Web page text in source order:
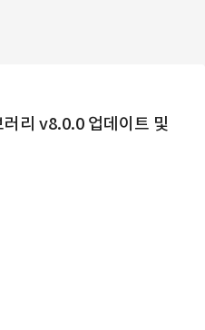
리 v8.0.0 업데이트 및